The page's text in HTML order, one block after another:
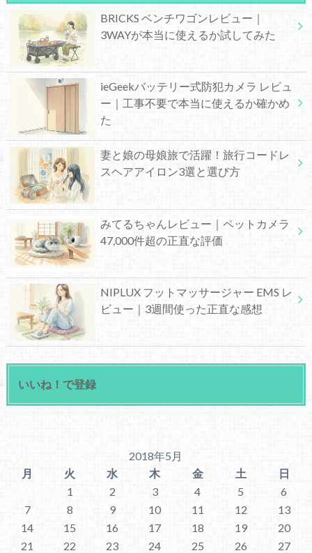
BRICKS ベンチワゴンレビュー｜
3WAYが本当に使えるか試してみた
ieGeekバッテリー式防犯カメラ レビュ
ー｜工事不要で本当に使えるか確かめ
た
妻と娘の母娘旅で活躍！旅行コードレ
スヘアアイロン3選と選び方
みてるちゃんレビュー｜ペットカメラ
47,000件超の正直な評価
NIPLUX フットマッサージャー EMS レ
ビュー｜3週間使った正直な感想
いいね！で登録
2018年5月
月
火 水 木 金 土
日
1
2 3 4 5
6
7
8 9 10 11 12
13
14
15 16 17 18 19
20
21
22 23 24 25 26
27